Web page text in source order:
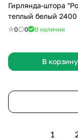
Гирлянда-штора
теплый белый
0 0 В наличии
В корзину
1